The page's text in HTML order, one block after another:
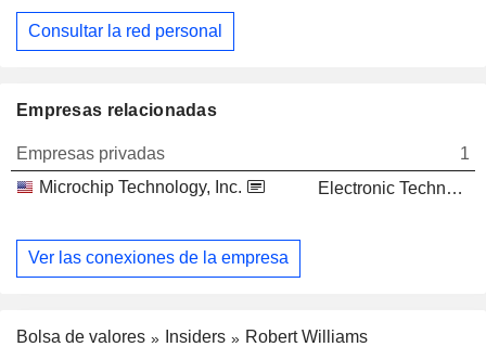
Consultar la red personal
Empresas relacionadas
Empresas privadas
1
Microchip Technology, Inc.
Electronic Technology
Ver las conexiones de la empresa
Bolsa de valores Insiders Robert Williams